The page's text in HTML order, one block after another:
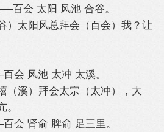
百会 太阳 风池 合谷。
）太阳风总拜会（百会）我？让
会 风池 太冲 太溪。
（溪）拜会太宗（太冲），大
。
会 肾俞 脾俞 足三里。